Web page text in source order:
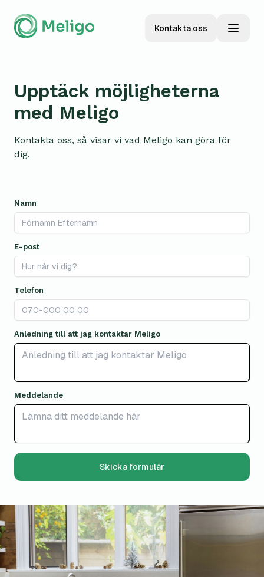
Kontakta oss
Upptäck möjligheterna
med Meligo
Kontakta oss, så visar vi vad Meligo kan göra för
dig.
Namn
E-post
Telefon
Anledning till att jag kontaktar Meligo
Meddelande
Skicka formulär